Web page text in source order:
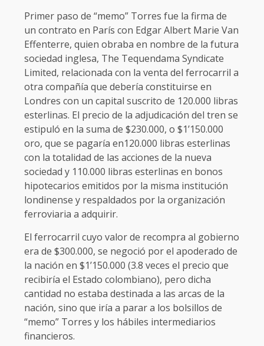
Primer paso de “memo” Torres fue la firma de
un contrato en París con Edgar Albert Marie Van
Effenterre, quien obraba en nombre de la futura
sociedad inglesa, The Tequendama Syndicate
Limited, relacionada con la venta del ferrocarril a
otra compañía que debería constituirse en
Londres con un capital suscrito de 120.000 libras
esterlinas. El precio de la adjudicación del tren se
estipuló en la suma de $230.000, o $1’150.000
oro, que se pagaría en120.000 libras esterlinas
con la totalidad de las acciones de la nueva
sociedad y 110.000 libras esterlinas en bonos
hipotecarios emitidos por la misma institución
londinense y respaldados por la organización
ferroviaria a adquirir.
El ferrocarril cuyo valor de recompra al gobierno
era de $300.000, se negoció por el apoderado de
la nación en $1’150.000 (3.8 veces el precio que
recibiría el Estado colombiano), pero dicha
cantidad no estaba destinada a las arcas de la
nación, sino que iría a parar a los bolsillos de
“memo” Torres y los hábiles intermediarios
financieros.